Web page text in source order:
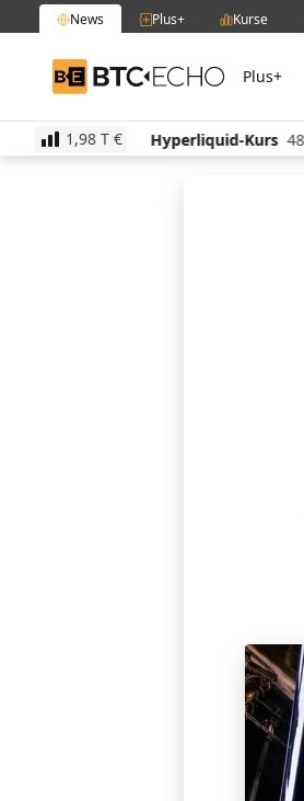
News Plus+ Kurse
BTC-ECHO Plus+
1,98 T €
-0.20% Hyperliquid-Kurs 48,21 €